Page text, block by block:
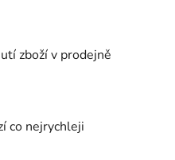
zboží v prodejně
co nejrychleji